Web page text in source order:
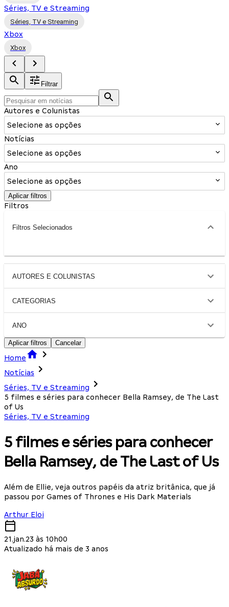
Séries, TV e Streaming
Séries, TV e Streaming
Xbox
Xbox
Filtrar
Autores e Colunistas
Selecione as opções
Notícias
Selecione as opções
Ano
Selecione as opções
Aplicar filtros
Filtros
Filtros Selecionados
AUTORES E COLUNISTAS
CATEGORIAS
ANO
Aplicar filtros Cancelar
Home
Notícias
Séries, TV e Streaming
5 filmes e séries para conhecer Bella Ramsey, de The Last
of Us
Séries, TV e Streaming
5 filmes e séries para conhecer
Bella Ramsey, de The Last of Us
Além de Ellie, veja outros papéis da atriz britânica, que já
passou por Games of Thrones e His Dark Materials
Arthur Eloi
21.jan.23 às 10h00
Atualizado há mais de 3 anos